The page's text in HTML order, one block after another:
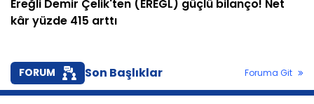
Ereğli Demir Çelik'ten (EREGL) güçlü bilanço! Net
kâr yüzde 415 arttı
FORUM Son Başlıklar Foruma Git